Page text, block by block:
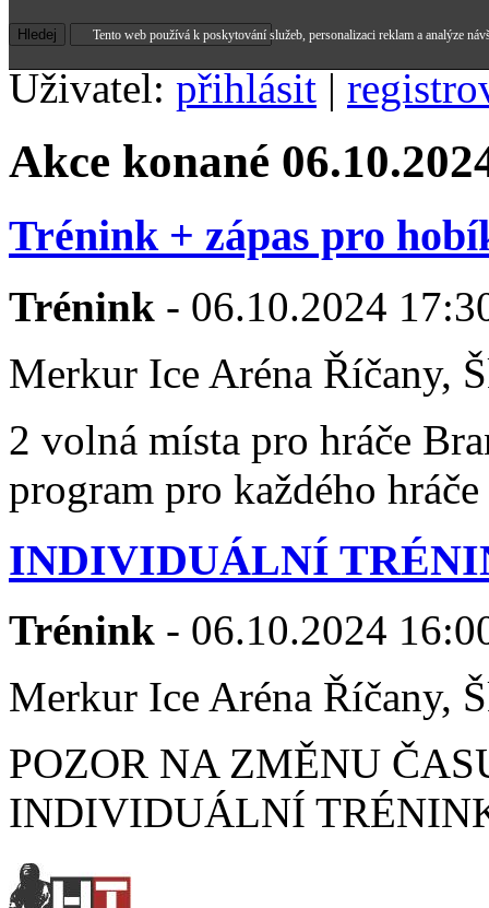
Uživatel: přihlásit |
Akce konané
Trénink + zápas pro
Trénink - 06.10.2024
Merkur Ice Aréna Říčany,
2 volná místa pro hráče
program pro každého
INDIVIDUÁLNÍ
Trénink - 06.10.2024
Merkur Ice Aréna Říčany,
POZOR NA ZMĚNU
INDIVIDUÁLNÍ
Tento web používá k poskytování služeb, personalizaci reklam a analýze